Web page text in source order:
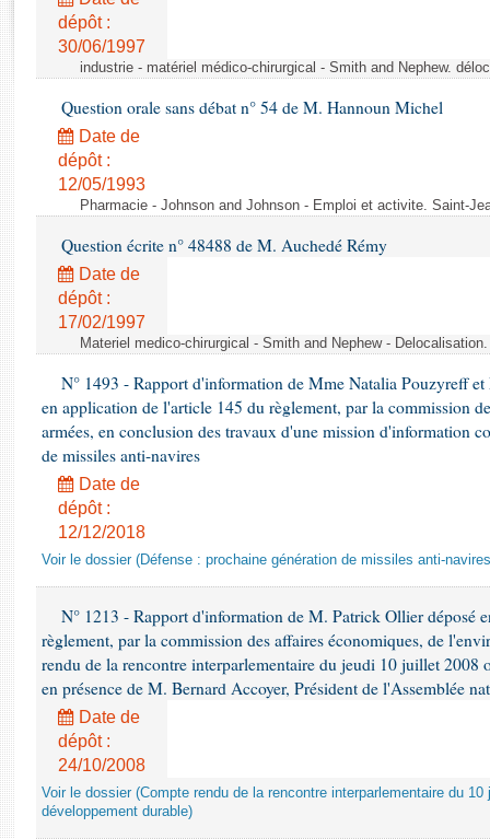
Rapports d'enquête
Rapports législatifs
Dossiers législatifs
Budget et sécurité sociale
Questions écrites et orales
dépôt :
30/06/1997
industrie - matériel médico-chirurgical - Smith and Nephew.
Question orale sans débat n° 54 de M. Hannoun Michel
Date de
dépôt :
12/05/1993
Pharmacie - Johnson and Johnson - Emploi et activite. Saint-
Question écrite n° 48488 de M. Auchedé Rémy
Date de
dépôt :
17/02/1997
Materiel medico-chirurgical - Smith and Nephew -
N° 1493 - Rapport d'information de Mme Natalia Pouzyreff
en application de l'article 145 du règlement, par la commission
armées, en conclusion des travaux d'une mission d'information
de missiles anti-navires
Date de
dépôt :
12/12/2018
Voir le dossier (Défense : prochaine génération de missiles anti-
N° 1213 - Rapport d'information de M. Patrick Ollier déposé
règlement, par la commission des affaires économiques, de
rendu de la rencontre interparlementaire du jeudi 10 juillet 2008
en présence de M. Bernard Accoyer, Président de l'Assemblée
Date de
dépôt :
24/10/2008
Voir le dossier (Compte rendu de la rencontre interparlementaire du
développement durable)